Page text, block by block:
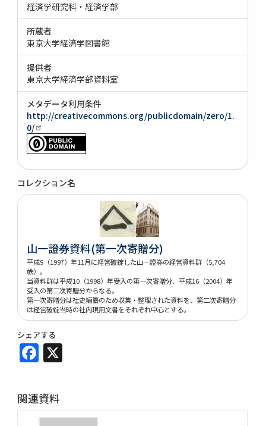
経済学研究科・経済学部
所蔵者
東京大学経済学図書館
提供者
東京大学経済学部資料室
メタデータ利用条件
http://creativecommons.org/publicdomain/zero/1.
0/
コレクション名
山一證券資料(第一次寄贈分)
平成9（1997）年11月に経営破綻した山一證券の経営資料群（5,704
帙）。
当資料群は平成10（1998）年受入の第一次寄贈分、平成16（2004）年
受入の第二次寄贈分からなる。
第一次寄贈分は社史編纂のため収集・整理された資料を、第二次寄贈分
は経営破綻当時の社内現用文書をそれぞれ中心とする。
シェアする
Facebook
関連資料